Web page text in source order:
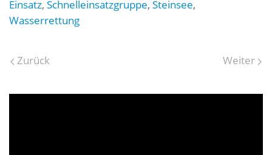
Einsatz, Schnelleinsatzgruppe, Steinsee,
Wasserrettung
Zurück Weiter